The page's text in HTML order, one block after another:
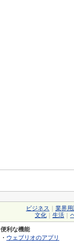
ビジネス 業界用
文化
生活
便利な機能
・ ウェブリオのアプリ